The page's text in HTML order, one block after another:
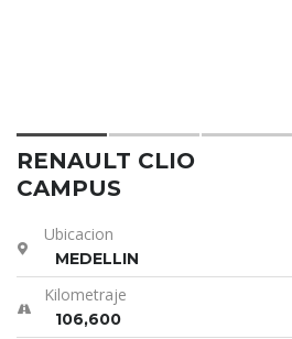
RENAULT CLIO
CAMPUS
Ubicacion
MEDELLIN
Kilometraje
106,600